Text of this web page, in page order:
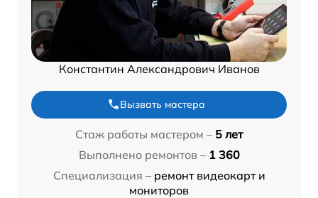
Константин Александрович Иванов
Вызвать мастера
Стаж работы мастером – 5 лет
Выполнено ремонтов – 1 360
Специализация – ремонт видеокарт и
мониторов